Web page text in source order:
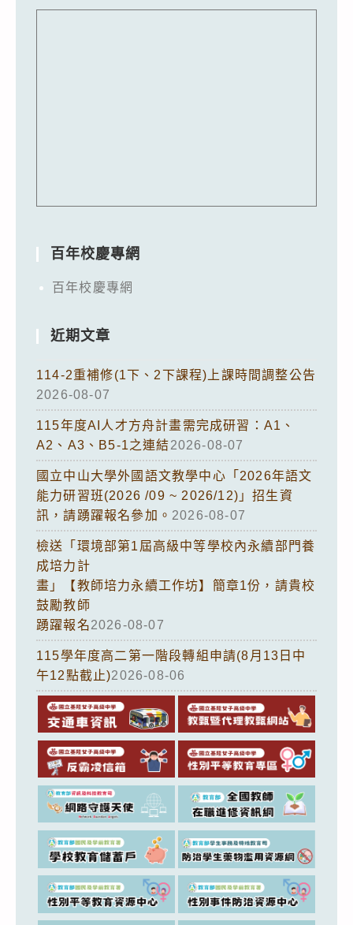
百年校慶專網
百年校慶專網
近期文章
114-2重補修(1下、2下課程)上課時間調整公告
2026-08-07
115年度AI人才方舟計畫需完成研習：A1、
A2、A3、B5-1之連結2026-08-07
國立中山大學外國語文教學中心「2026年語文
能力研習班(2026 /09 ~ 2026/12)」招生資
訊，請踴躍報名參加。 2026-08-07
檢送「環境部第1屆高級中等學校內永續部門養
成培力計
畫」【教師培力永續工作坊】簡章1份，請貴校
鼓勵教師
踴躍報名2026-08-07
115學年度高二第一階段轉組申請(8月13日中
午12點截止)2026-08-06